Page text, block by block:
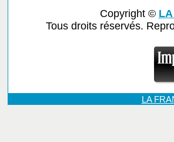
Copyright ©
Tous droits réservés.
LA